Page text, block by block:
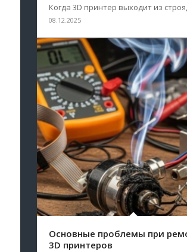
Когда 3D принтер выходит из
08.12.2025
Основные проблемы при
3D принтеров